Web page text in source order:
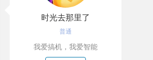
时光去那里了
普通
我爱搞机，我爱智能